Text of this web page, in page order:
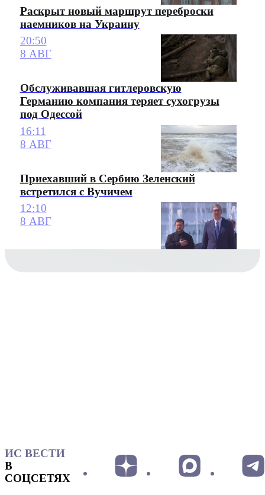
Раскрыт новый маршрут переброски
наемников на Украину
20:50
8 АВГ
Обслуживавшая гитлеровскую
Германию компания теряет сухогрузы
под Одессой
16:11
8 АВГ
Приехавший в Сербию Зеленский
встретился с Вучичем
12:10
8 АВГ
ИС ВЕСТИ
В
СОЦСЕТЯХ